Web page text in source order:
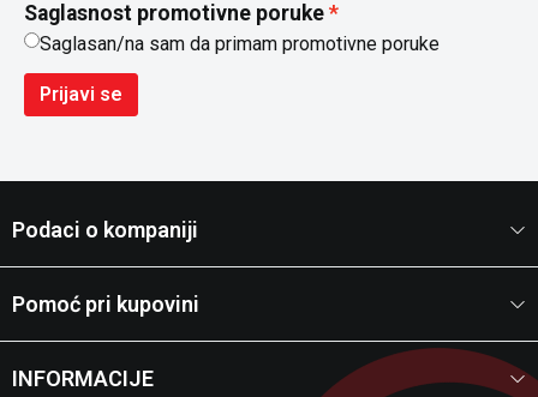
Saglasnost promotivne poruke
Saglasan/na sam da primam promotivne poruke
Prijavi se
Podaci o kompaniji
Pomoć pri kupovini
INFORMACIJE